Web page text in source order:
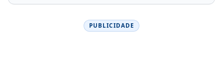
PUBLICIDADE